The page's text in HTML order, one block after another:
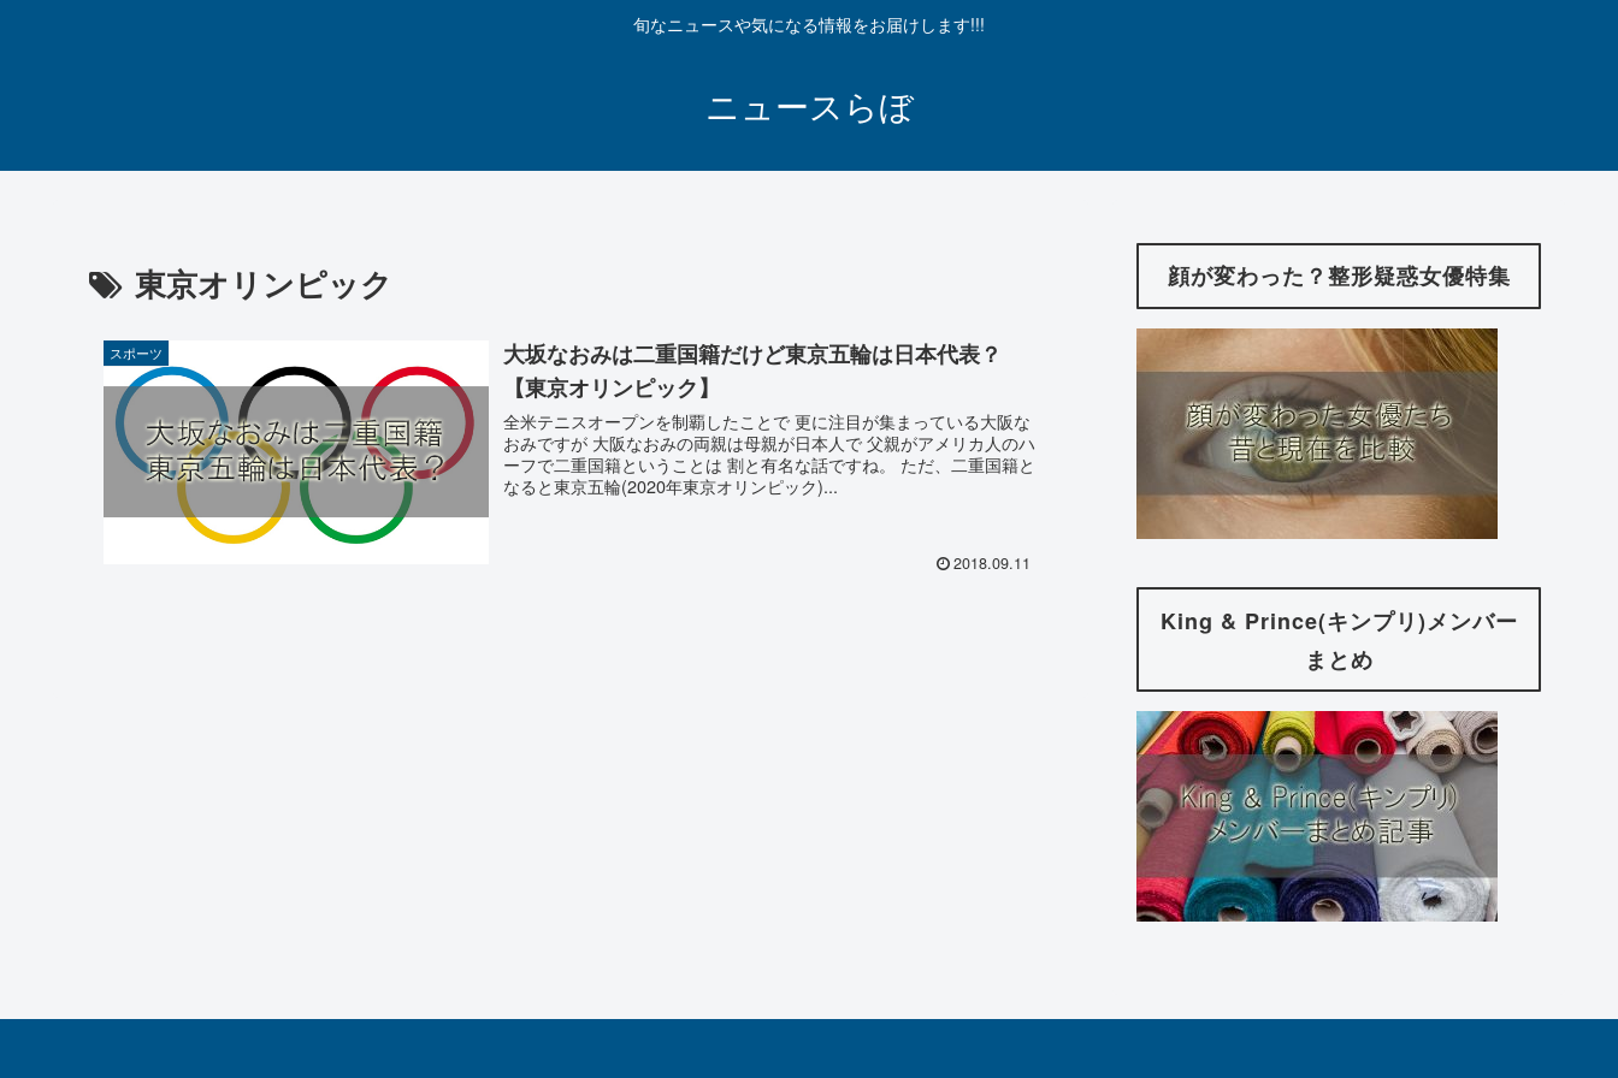
旬なニュースや気になる情報をお届けします!!!
ニュースらぼ
東京オリンピック
スポーツ
大坂なおみは二重国籍だけど東京五輪は日本代表？
【東京オリンピック】
全米テニスオープンを制覇したことで 更に注目が集まっている大阪な
おみですが 大阪なおみの両親は母親が日本人で 父親がアメリカ人のハ
ーフで二重国籍ということは 割と有名な話ですね。 ただ、二重国籍と
なると東京五輪(2020年東京オリンピック)...
2018.09.11
顔が変わった？整形疑惑女優特集
King & Prince(キンプリ)メンバー
まとめ